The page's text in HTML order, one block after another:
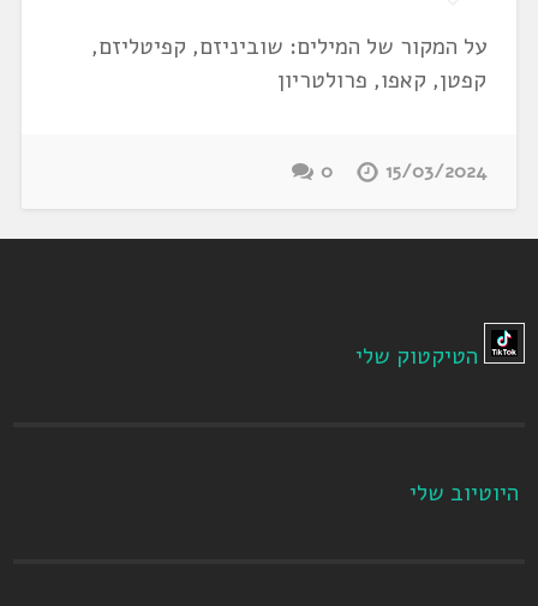
על המקור של המילים: שוביניזם, קפיטליזם,
קפטן, קאפו, פרולטריון
15/03/2024
0
הטיקטוק שלי
היוטיוב שלי